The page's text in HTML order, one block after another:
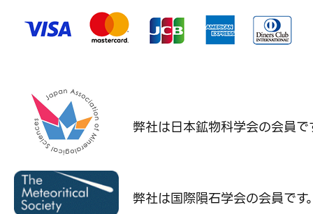
弊社は日本鉱物科学会の会員で
弊社は国際隕石学会の会員です